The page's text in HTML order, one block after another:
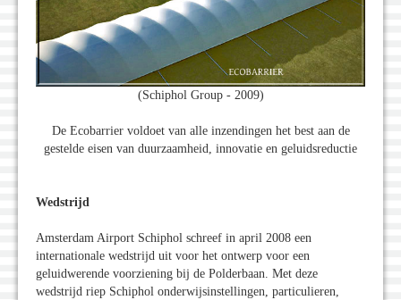
(Schiphol Group - 2009)
De Ecobarrier voldoet van alle inzendingen het best aan de
gestelde eisen van duurzaamheid, innovatie en geluidsreductie
Wedstrijd
Amsterdam Airport Schiphol schreef in april 2008 een
internationale wedstrijd uit voor het ontwerp voor een
geluidwerende voorziening bij de Polderbaan. Met deze
wedstrijd riep Schiphol onderwijsinstellingen, particulieren,